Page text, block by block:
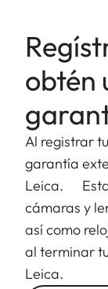
obtén
Al registrar
garantía
Leica. Esta
cámaras y
así como
al terminar
Leica.